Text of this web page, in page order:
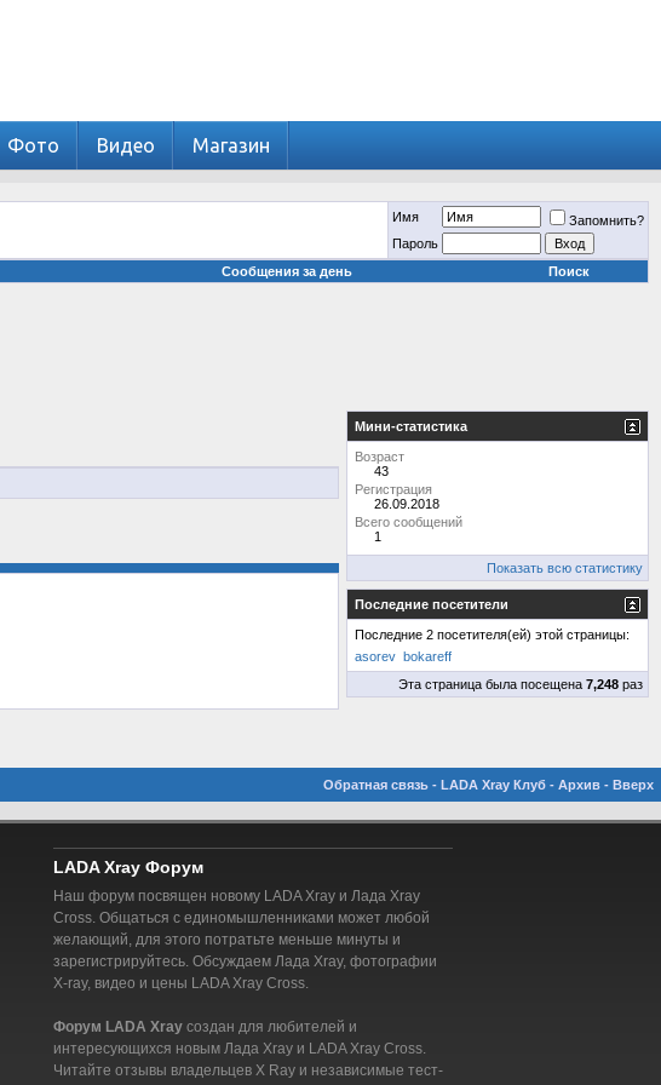
Фото Видео Магазин
Имя
Запомнить?
Пароль
Сообщения за день Поиск
Мини-статистика
Возраст
43
Регистрация
26.09.2018
Всего сообщений
1
Показать всю статистику
Последние посетители
Последние 2 посетителя(ей) этой страницы:
asorev bokareff
Эта страница была посещена 7,248 раз
Обратная связь - LADA Xray Клуб - Архив - Вверх
LADA Xray Форум
Наш форум посвящен новому LADA Xray и Лада Xray
Cross. Общаться с единомышленниками может любой
желающий, для этого потратьте меньше минуты и
зарегистрируйтесь. Обсуждаем Лада Xray, фотографии
X-ray, видео и цены LADA Xray Cross.
Форум LADA Xray создан для любителей и
интересующихся новым Лада Xray и LADA Xray Cross.
Читайте отзывы владельцев X Ray и независимые тест-